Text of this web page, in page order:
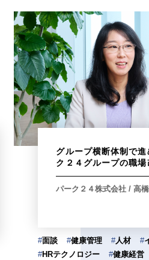
グループ横断体制で
ク２４グループの職
パーク２４株式会社 / 高
#面談 #健康管理 #人材 #
#HRテクノロジー #健康経営